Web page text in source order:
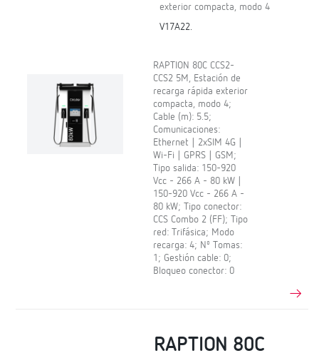
exterior compacta, modo 4
V17A22.
RAPTION 80C CCS2-
CCS2 5M, Estación de
recarga rápida exterior
compacta, modo 4;
Cable (m): 5.5;
Comunicaciones:
Ethernet | 2xSIM 4G |
Wi-Fi | GPRS | GSM;
Tipo salida: 150-920
Vcc - 266 A - 80 kW |
150-920 Vcc - 266 A -
80 kW; Tipo conector:
CCS Combo 2 (FF); Tipo
red: Trifásica; Modo
recarga: 4; Nº Tomas:
1; Gestión cable: 0;
Bloqueo conector: 0
RAPTION 80C